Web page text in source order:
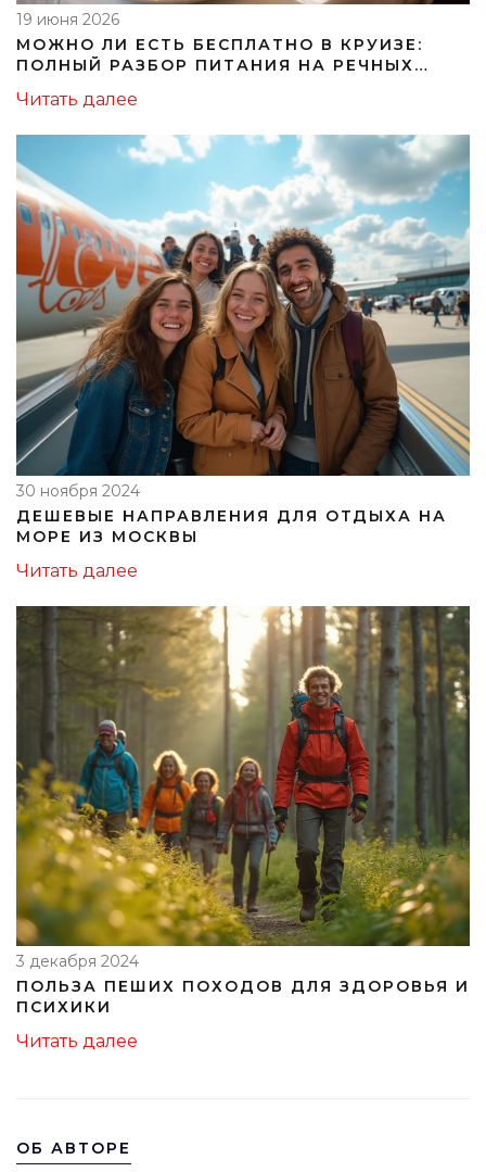
19 июня 2026
МОЖНО ЛИ ЕСТЬ БЕСПЛАТНО В КРУИЗЕ:
ПОЛНЫЙ РАЗБОР ПИТАНИЯ НА РЕЧНЫХ
Читать далее
30 ноября 2024
ДЕШЕВЫЕ НАПРАВЛЕНИЯ ДЛЯ ОТДЫХА НА
МОРЕ ИЗ МОСКВЫ
Читать далее
3 декабря 2024
ПОЛЬЗА ПЕШИХ ПОХОДОВ ДЛЯ ЗДОРОВЬЯ И
ПСИХИКИ
Читать далее
ОБ АВТОРЕ